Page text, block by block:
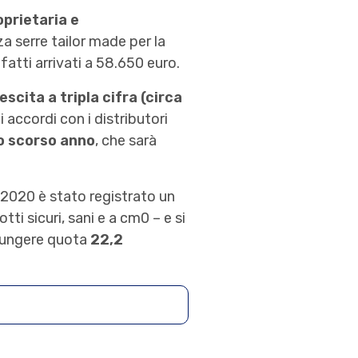
e
serre tailor made per la
arrivati a 58.650 euro.
a tripla cifra (circa
accordi con i distributori
scorso anno, che sarà
2020 è stato registrato un
sicuri, sani e a cm0 – e si
quota 22,2